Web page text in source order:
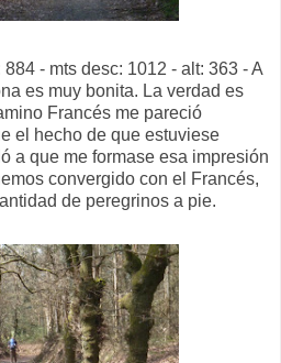
- mts desc: 1012 - alt: 363 - A
es muy bonita. La verdad es
Francés me pareció
el hecho de que estuviese
a que me formase esa impresión
convergido con el Francés,
de peregrinos a pie.